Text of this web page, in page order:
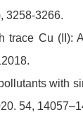
3258-3266.
Cu (II):
with
54,